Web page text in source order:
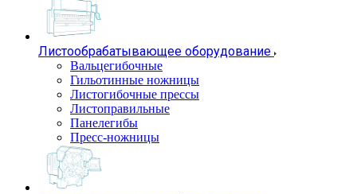
Листообрабатывающее оборудование
Вальцегибочные
Гильотинные ножницы
Листогибочные прессы
Листоправильные
Панелегибы
Пресс-ножницы